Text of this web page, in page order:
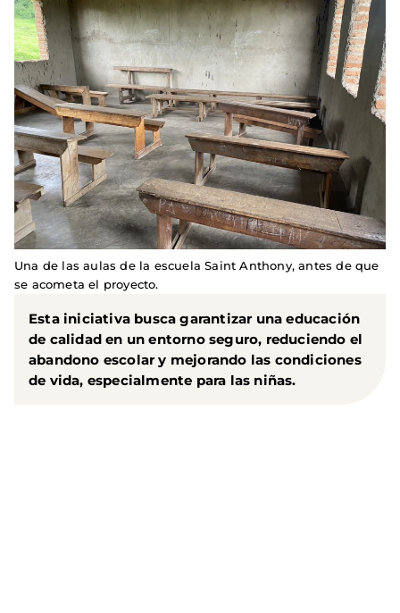
Una de las aulas de la escuela Saint Anthony, antes de que
se acometa el proyecto.
Esta iniciativa busca garantizar unaeducación
de calidad en un entorno seguro, reduciendo el
abandono escolar y mejorando las condiciones
de vida, especialmente para las niñas.